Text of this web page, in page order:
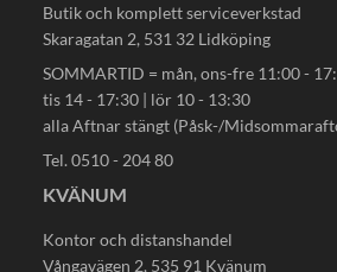
Butik och komplett serviceverkstad
Skaragatan 2, 531 32 Lidköping
SOMMARTID = mån, ons-fre 11:00 -
tis 14 - 17:30 | lör 10 - 13:30
alla Aftnar stängt (Påsk-/
Tel. 0510 - 204 80
KVÄNUM
Kontor och distanshandel
Vångavägen 2, 535 91 Kvänum